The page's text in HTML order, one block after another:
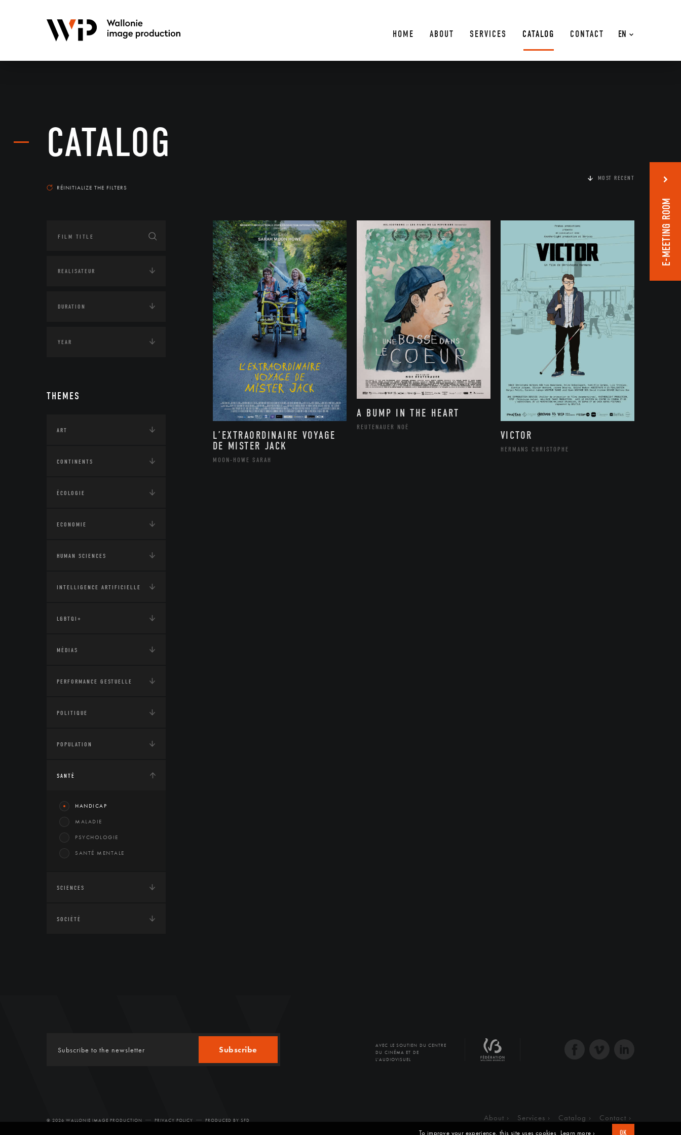
EN
HOME ABOUT SERVICES CATALOG CONTACT
CATALOG
RÉINITIALIZE THE FILTERS
THEMES
ART
CONTINENTS
ÉCOLOGIE
ECONOMIE
HUMAN SCIENCES
INTELLIGENCE ARTIFICIELLE
LGBTQI+
MÉDIAS
PERFORMANCE GESTUELLE
POLITIQUE
POPULATION
SANTÉ
HANDICAP
MALADIE
PSYCHOLOGIE
SANTÉ MENTALE
SCIENCES
SOCIÉTÉ
MOST RECENT
L’EXTRAORDINAIRE VOYAGE
DE MISTER JACK
MOON-HOWE SARAH
A BUMP IN THE HEART
REUTENAUER NOÉ
VICTOR
HERMANS CHRISTOPHE
Subscribe
AVEC LE SOUTIEN DU CENTRE
DU CINÉMA ET DE
L'AUDIOVISUEL
© 2026 WALLONIE IMAGE PRODUCTION PRIVACY POLICY PRODUCED BY SFD About Services Catalog Contact
E-MEETING ROOM
To improve your experience, this site uses cookies Learn more › OK